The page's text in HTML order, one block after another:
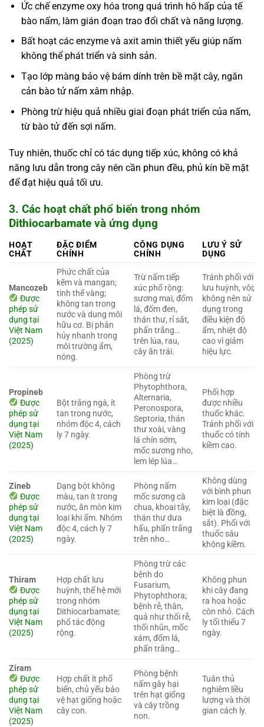
Ức chế enzyme oxy hóa trong quá trình hô hấp của tế
bào nấm, làm gián đoạn trao đổi chất và năng lượng.
Bất hoạt các enzyme và axit amin thiết yếu giúp nấm
không thể phát triển và sinh sản.
Tạo lớp màng bảo vệ bám dính trên bề mặt cây, ngăn
cản bào tử nấm xâm nhập.
Phòng trừ hiệu quả nhiều giai đoạn phát triển của nấm,
từ bào tử đến sợi nấm.
Tuy nhiên, thuốc chỉ có tác dụng tiếp xúc, không có khả
năng lưu dẫn trong cây nên cần phun đều, phủ kín bề mặt
để đạt hiệu quả tối ưu.
3. Các hoạt chất phổ biến trong nhóm
Dithiocarbamate và ứng dụng
HOẠT
CHẤT
ĐẶC ĐIỂM
CHÍNH
CÔNG DỤNG
CHÍNH
LƯU Ý SỬ
DỤNG
Mancozeb
Được
phép sử
dụng tại
Việt Nam
(2025)
Phức chất của
kẽm và mangan;
tinh thể vàng;
không tan trong
nước và dung môi
hữu cơ. Bị phân
hủy nhanh trong
môi trường ẩm,
nóng.
Trừ nấm tiếp
xúc phổ rộng:
sương mai, đốm
lá, đốm đen,
thán thư, rỉ sắt,
phấn trắng…
trên lúa, rau,
cây ăn trái.
Tránh phối với
lưu huỳnh, vôi;
không nên sử
dụng trong
điều kiện độ
ẩm, nhiệt độ
cao vì giảm
hiệu lực.
Propineb
Được
phép sử
dụng tại
Việt Nam
(2025)
Bột trắng ngà, ít
tan trong nước,
nhóm độc 4, cách
ly 7 ngày.
Phòng trừ
Phytophthora,
Alternaria,
Peronospora,
Septoria, thán
thư xoài, vàng
lá chín sớm,
mốc sương nho,
lem lép lúa…
Phối hợp
được nhiều
thuốc khác.
Tránh phối với
thuốc có tính
kiềm cao.
Zineb
Được
phép sử
dụng tại
Việt Nam
(2025)
Dạng bột không
màu, tan ít trong
nước, ăn mòn kim
loại khi ẩm. Nhóm
độc 4, cách ly 7
ngày.
Phòng nấm
mốc sương cà
chua, khoai tây,
thán thư dưa
hấu, phấn trắng
trên nho…
Không dùng
với bình phun
kim loại (đặc
biệt là đồng,
sắt). Phối với
thuốc sâu
không kiềm.
Thiram
Được
phép sử
dụng tại
Việt Nam
(2025)
Hợp chất lưu
huỳnh, thế hệ mới
trong nhóm
Dithiocarbamate;
phổ tác động
rộng.
Phòng trừ các
bệnh do
Fusarium,
Phytophthora;
bệnh rễ, thân,
quả như thối rễ,
thối nhũn, mốc
xám, đốm lá,
phấn trắng…
Không phun
khi cây đang
ra hoa hoặc
còn nhỏ. Cách
ly tối thiểu 7
ngày.
Ziram
Được
phép sử
dụng tại
Việt Nam
(2025)
Hợp chất ít phổ
biến, chủ yếu bảo
vệ hạt giống hoặc
cây con.
Phòng bệnh
nấm gây hại
trên hạt giống
và cây trồng
non.
Tuân thủ
nghiêm liều
lượng và thời
gian cách ly.